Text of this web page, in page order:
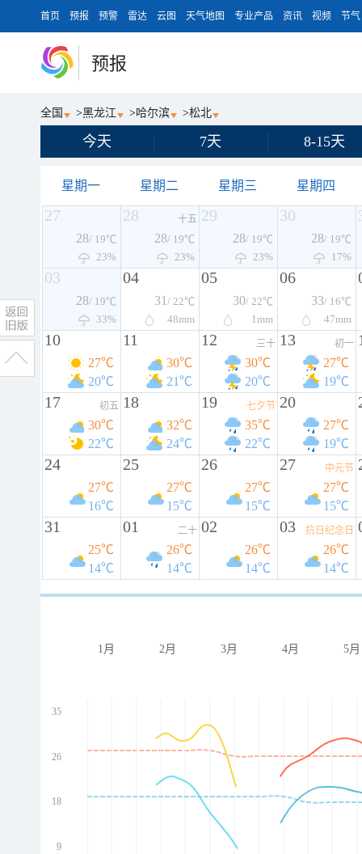
首页 预报 预警 雷达 云图 天气地图 专业产品 资讯 视频 节气
预报
全国 >黑龙江 >哈尔滨 >松北
今天 7天 8-15天
星期一 星期二 星期三 星期四
27
28/ 19℃
23%
28 十五
28/ 19℃
23%
29
28/ 19℃
23%
30
28/ 19℃
17%
03
28/ 19℃
33%
04
31 / 22℃
48mm
05
30/ 22℃
1mm
06
33/ 16℃
47mm
10
27℃
20℃
11
30℃
21℃
12 三十
30℃
20℃
13 初一
27℃
19℃
17 初五
30℃
22℃
18
32℃
24℃
19 七夕节
35℃
22℃
20
27℃
19℃
24
27℃
16℃
25
27℃
15℃
26
27℃
15℃
27 中元节
27℃
15℃
31
25℃
14℃
01 二十
26℃
14℃
02
26℃
14℃
03 抗日纪念日
26℃
14℃
1月 2月 3月 4月 5月
35
26
18
9